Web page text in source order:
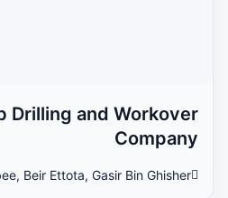
Drilling and Workover
Company
Beir Ettota, Gasir Bin Ghisher,